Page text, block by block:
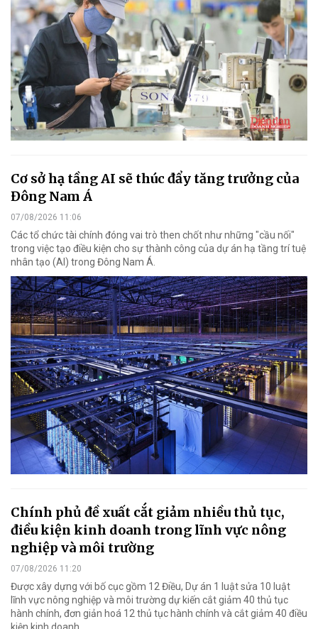
Cơ sở hạ tầng AI sẽ thúc đẩy tăng trưởng của
Đông Nam Á
07/08/2026 11:06
Các tổ chức tài chính đóng vai trò then chốt như những "cầu nối"
trong việc tạo điều kiện cho sự thành công của dự án hạ tầng trí tuệ
nhân tạo (AI) trong Đông Nam Á.
Chính phủ đề xuất cắt giảm nhiều thủ tục,
điều kiện kinh doanh trong lĩnh vực nông
nghiệp và môi trường
07/08/2026 11:20
Được xây dựng với bố cục gồm 12 Điều, Dự án 1 luật sửa 10 luật
lĩnh vực nông nghiệp và môi trường dự kiến cắt giảm 40 thủ tục
hành chính, đơn giản hoá 12 thủ tục hành chính và cắt giảm 40 điều
kiện kinh doanh.